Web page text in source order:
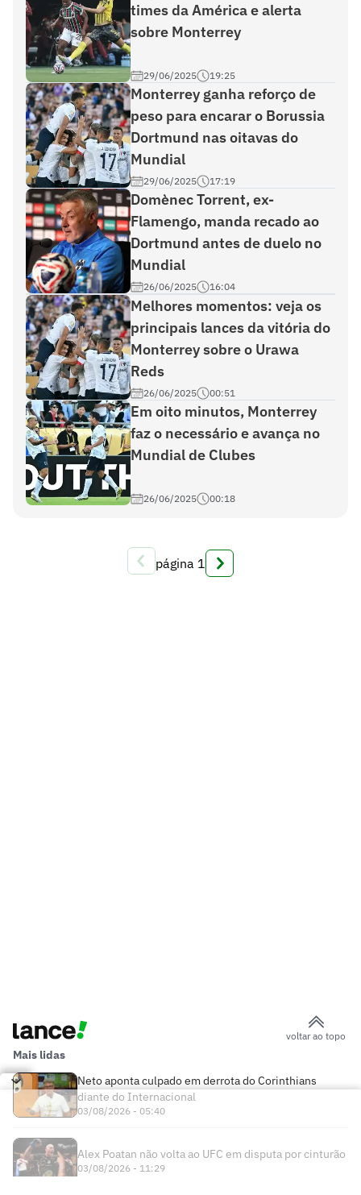
times da América e alerta
sobre Monterrey
29/06/2025 19:25
Monterrey ganha reforço de
peso para encarar o Borussia
Dortmund nas oitavas do
Mundial
29/06/2025 17:19
Domènec Torrent, ex-
Flamengo, manda recado ao
Dortmund antes de duelo no
Mundial
26/06/2025 16:04
Melhores momentos: veja os
principais lances da vitória do
Monterrey sobre o Urawa
Reds
26/06/2025 00:51
Em oito minutos, Monterrey
faz o necessário e avança no
Mundial de Clubes
26/06/2025 00:18
página 1
voltar ao topo
Mais lidas
Neto aponta culpado em derrota do Corinthians
diante do Internacional
03/08/2026 - 05:40
Alex Poatan não volta ao UFC em disputa por cinturão
03/08/2026 - 11:29